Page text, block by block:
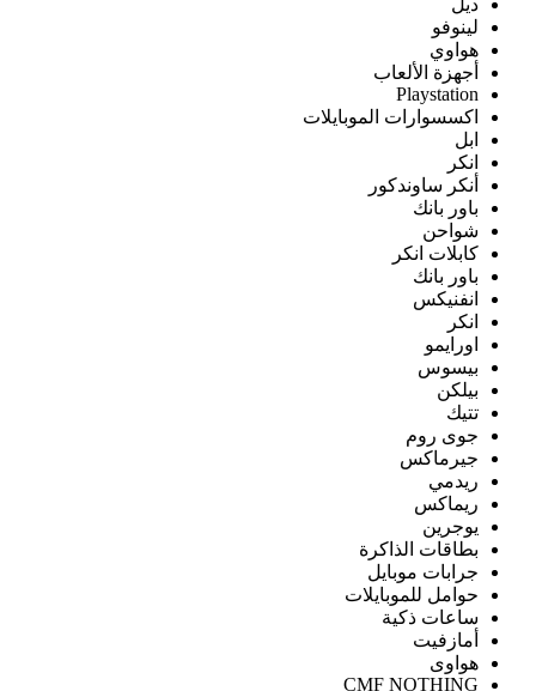
ديل
لينوفو
هواوي
أجهزة الألعاب
Playstation
اكسسوارات الموبايلات
ابل
انكر
أنكر ساوندكور
باور بانك
شواحن
كابلات انكر
باور بانك
انفنيكس
انكر
اورايمو
بيسوس
بيلكن
تتيك
جوى روم
جيرماكس
ريدمي
ريماكس
يوجرين
بطاقات الذاكرة
جرابات موبايل
حوامل للموبايلات
ساعات ذكية
أمازفيت
هواوى
CMF NOTHING